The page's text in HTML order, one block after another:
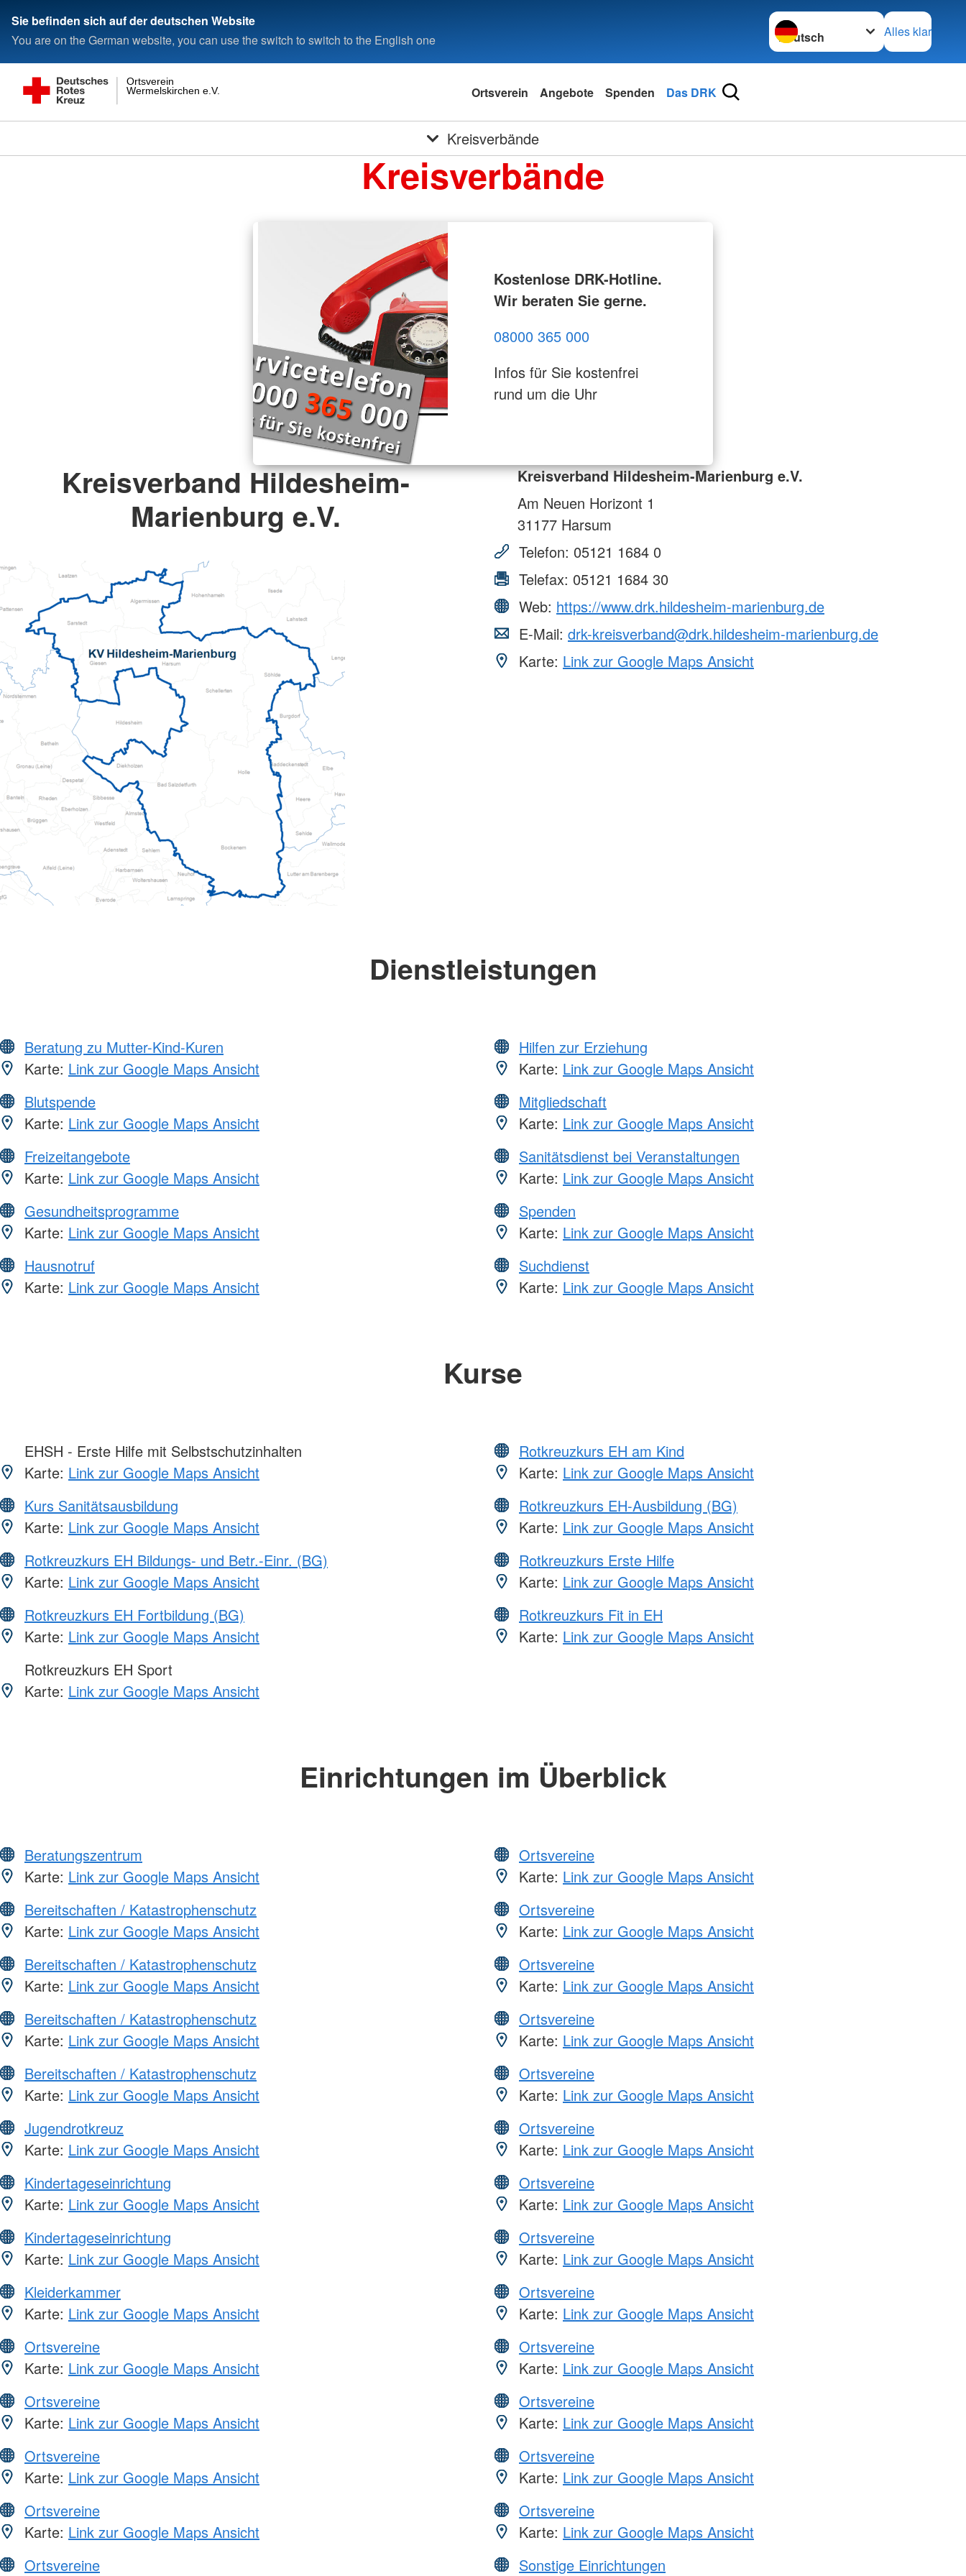
Sie befinden sich auf der deutschen Website
You are on the German website, you can use the switch to switch to the English one
Sprache wechseln zu
Alles klar
Wermelskirchen e.V.
Ortsverein
Ortsverein Angebote Spenden Das DRK
Kreisverbände
Kreisverbände
Kostenlose DRK-Hotline.
Wir beraten Sie gerne.
08000 365 000
Infos für Sie kostenfrei
rund um die Uhr
Kreisverband Hildesheim-
Marienburg e.V.
Kreisverband Hildesheim-Marienburg e.V.
Am Neuen Horizont 1
31177 Harsum
Telefon: 05121 1684 0
Telefax: 05121 1684 30
Web: https://www.drk.hildesheim-marienburg.de
E-Mail: drk-kreisverband@drk.hildesheim-marienburg.de
Karte: Link zur Google Maps Ansicht
Dienstleistungen
Beratung zu Mutter-Kind-Kuren
Karte: Link zur Google Maps Ansicht
Blutspende
Karte: Link zur Google Maps Ansicht
Freizeitangebote
Karte: Link zur Google Maps Ansicht
Gesundheitsprogramme
Karte: Link zur Google Maps Ansicht
Hausnotruf
Karte: Link zur Google Maps Ansicht
Hilfen zur Erziehung
Karte: Link zur Google Maps Ansicht
Mitgliedschaft
Karte: Link zur Google Maps Ansicht
Sanitätsdienst bei Veranstaltungen
Karte: Link zur Google Maps Ansicht
Spenden
Karte: Link zur Google Maps Ansicht
Suchdienst
Karte: Link zur Google Maps Ansicht
Kurse
EHSH - Erste Hilfe mit Selbstschutzinhalten
Karte: Link zur Google Maps Ansicht
Kurs Sanitätsausbildung
Karte: Link zur Google Maps Ansicht
Rotkreuzkurs EH Bildungs- und Betr.-Einr. (BG)
Karte: Link zur Google Maps Ansicht
Rotkreuzkurs EH Fortbildung (BG)
Karte: Link zur Google Maps Ansicht
Rotkreuzkurs EH Sport
Karte: Link zur Google Maps Ansicht
Rotkreuzkurs EH am Kind
Karte: Link zur Google Maps Ansicht
Rotkreuzkurs EH-Ausbildung (BG)
Karte: Link zur Google Maps Ansicht
Rotkreuzkurs Erste Hilfe
Karte: Link zur Google Maps Ansicht
Rotkreuzkurs Fit in EH
Karte: Link zur Google Maps Ansicht
Einrichtungen im Überblick
Beratungszentrum
Karte: Link zur Google Maps Ansicht
Bereitschaften / Katastrophenschutz
Karte: Link zur Google Maps Ansicht
Bereitschaften / Katastrophenschutz
Karte: Link zur Google Maps Ansicht
Bereitschaften / Katastrophenschutz
Karte: Link zur Google Maps Ansicht
Bereitschaften / Katastrophenschutz
Karte: Link zur Google Maps Ansicht
Jugendrotkreuz
Karte: Link zur Google Maps Ansicht
Kindertageseinrichtung
Karte: Link zur Google Maps Ansicht
Kindertageseinrichtung
Karte: Link zur Google Maps Ansicht
Kleiderkammer
Karte: Link zur Google Maps Ansicht
Ortsvereine
Karte: Link zur Google Maps Ansicht
Ortsvereine
Karte: Link zur Google Maps Ansicht
Ortsvereine
Karte: Link zur Google Maps Ansicht
Ortsvereine
Karte: Link zur Google Maps Ansicht
Ortsvereine
Ortsvereine
Karte: Link zur Google Maps Ansicht
Ortsvereine
Karte: Link zur Google Maps Ansicht
Ortsvereine
Karte: Link zur Google Maps Ansicht
Ortsvereine
Karte: Link zur Google Maps Ansicht
Ortsvereine
Karte: Link zur Google Maps Ansicht
Ortsvereine
Karte: Link zur Google Maps Ansicht
Ortsvereine
Karte: Link zur Google Maps Ansicht
Ortsvereine
Karte: Link zur Google Maps Ansicht
Ortsvereine
Karte: Link zur Google Maps Ansicht
Ortsvereine
Karte: Link zur Google Maps Ansicht
Ortsvereine
Karte: Link zur Google Maps Ansicht
Ortsvereine
Karte: Link zur Google Maps Ansicht
Ortsvereine
Karte: Link zur Google Maps Ansicht
Sonstige Einrichtungen